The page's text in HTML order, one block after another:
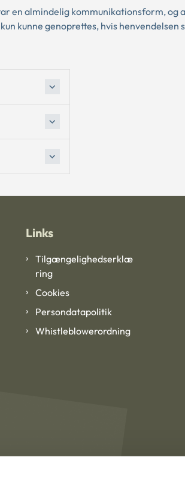
en almindelig kommunikationsform, og
kunne genoprettes, hvis henvendelsen
Links
Tilgængelighedserklæ
ring
Cookies
Persondatapolitik
Whistleblowerordning